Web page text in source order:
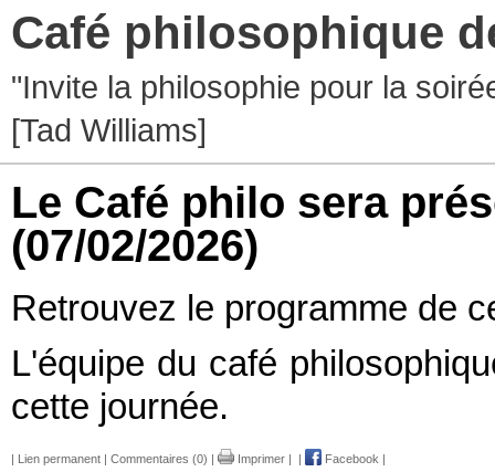
Café philosophique
"Invite la philosophie pour la
[Tad Williams]
Le Café philo sera
(07/02/2026)
Retrouvez le programme de
L'équipe du café
cette journée.
| Lien permanent | Commentaires (0) | Imprimer | | Facebook |